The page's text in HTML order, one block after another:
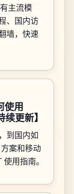
主流模
、国内访
墙，快速
使用
更新】
到国内如
案和移动
用指南。